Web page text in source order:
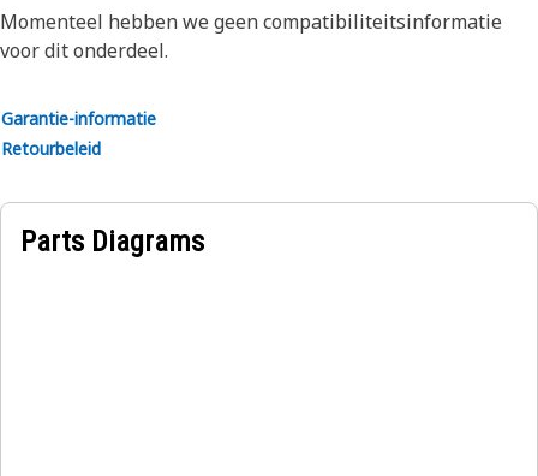
Momenteel hebben we geen compatibiliteitsinformatie
voor dit onderdeel.
Garantie-informatie
Retourbeleid
Parts Diagrams